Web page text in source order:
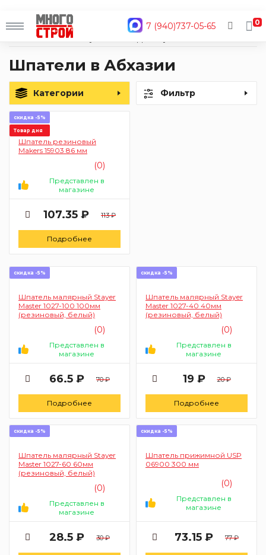
7 (940)737-05-65
0
Главная
Каталог
Шпатели в Абхазии
Категории Фильтр
скидка -5%
Товар дня
Шпатель резиновый
Makers 15903 86 мм
(0)
Представлен в
магазине
107.35 ₽ 113 ₽
Подробнее
скидка -5%
Шпатель малярный Stayer
Master 1027-100 100мм
(резиновый, белый)
(0)
Представлен в
магазине
66.5 ₽ 70 ₽
Подробнее
скидка -5%
Шпатель малярный Stayer
Master 1027-40 40мм
(резиновый, белый)
(0)
Представлен в
магазине
19 ₽ 20 ₽
Подробнее
скидка -5%
Шпатель малярный Stayer
Master 1027-60 60мм
(резиновый, белый)
(0)
Представлен в
магазине
28.5 ₽ 30 ₽
скидка -5%
Шпатель прижимной USP
06900 300 мм
(0)
Представлен в
магазине
73.15 ₽ 77 ₽